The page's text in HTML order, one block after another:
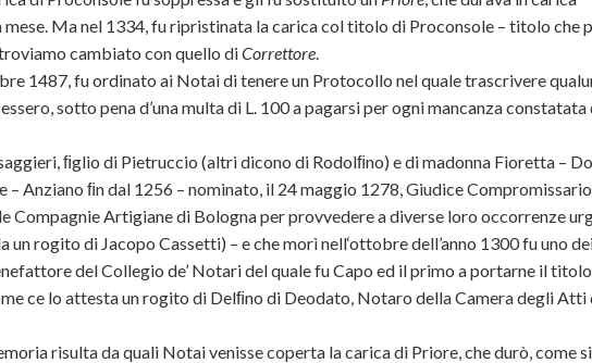
mese. Ma nel 1334, fu ripristinata la carica col titolo di Proconsole – titolo che
cambiato con quello diCorrettore.
1487, fu ordinato ai Notai di tenere un Protocollo nel quale trascrivere
sotto pena d’una multa di L. 100 a pagarsi per ogni mancanza constatata
ﬁglio di Pietruccio (altri dicono di Rodolﬁno) e di madonna Fioretta –
– Anziano ﬁn dal 1256 – nominato, il 24 maggio 1278, Giudice
Compagnie Artigiane di Bologna per provvedere a diverse loro occorrenze
un rogito di Jacopo Cassetti) – e che morì nell‘ottobre dell’anno 1300 fu uno
del Collegio de’ Notari del quale fu Capo ed il primo a portarne il
ce lo attesta un rogito di Delﬁno di Deodato, Notaro della Camera degli Atti
risulta da quali Notai venisse coperta la carica di Priore, che durò, come si